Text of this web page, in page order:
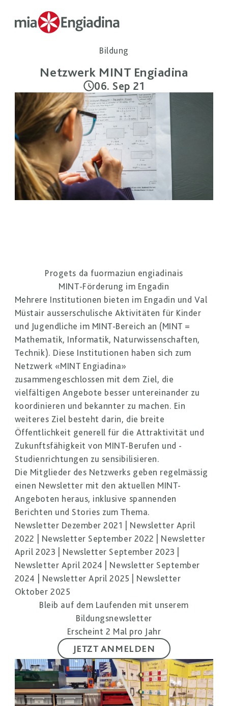
Bildung
Netzwerk MINT Engiadina
06. Sep 21
Progets da fuormaziun engiadinais
MINT-Förderung im Engadin
Mehrere Institutionen bieten im Engadin und Val
Müstair ausserschulische Aktivitäten für Kinder
und Jugendliche im MINT-Bereich an (MINT =
Mathematik, Informatik, Naturwissenschaften,
Technik). Diese Institutionen haben sich zum
Netzwerk «MINT Engiadina»
zusammengeschlossen mit dem Ziel, die
vielfältigen Angebote besser untereinander zu
koordinieren und bekannter zu machen. Ein
weiteres Ziel besteht darin, die breite
Öffentlichkeit generell für die Attraktivität und
Zukunftsfähigkeit von MINT-Berufen und -
Studienrichtungen zu sensibilisieren.
Die Mitglieder des Netzwerks geben regelmässig
einen Newsletter mit den aktuellen MINT-
Angeboten heraus, inklusive spannenden
Berichten und Stories zum Thema.
Newsletter Dezember 2021
Newsletter April
2022
Newsletter September 2022
Newsletter
April 2023
Newsletter September 2023
Newsletter April 2024
Newsletter September
2024
Newsletter April 2025
Newsletter
Oktober 2025
Bleib auf dem Laufenden mit unserem
Bildungsnewsletter
Erscheint 2 Mal pro Jahr
JETZT ANMELDEN